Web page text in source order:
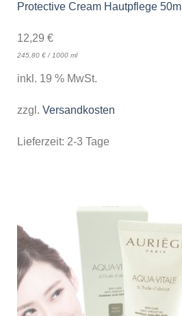
Protective Cream Hautpflege 50ml
12,29 €
245,80 €/1000 ml
inkl. 19 % MwSt.
zzgl. Versandkosten
Lieferzeit: 2-3 Tage